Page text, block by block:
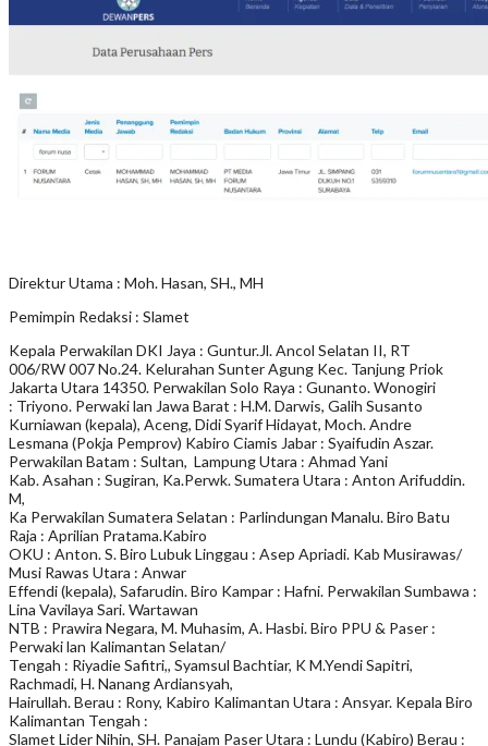
Direktur Utama : Moh. Hasan, SH., MH
Pemimpin Redaksi : Slamet
Kepala Perwakilan DKI Jaya : Guntur.Jl. Ancol Selatan II, RT
006/RW 007 No.24. Kelurahan Sunter Agung Kec. Tanjung Priok
Jakarta Utara 14350. Perwakilan Solo Raya : Gunanto. Wonogiri
: Triyono. Perwaki lan Jawa Barat : H.M. Darwis, Galih Susanto
Kurniawan (kepala), Aceng, Didi Syarif Hidayat, Moch. Andre
Lesmana (Pokja Pemprov) Kabiro Ciamis Jabar : Syaifudin Aszar.
Perwakilan Batam : Sultan, Lampung Utara : Ahmad Yani
Kab. Asahan : Sugiran, Ka.Perwk. Sumatera Utara : Anton Arifuddin.
M,
Ka Perwakilan Sumatera Selatan : Parlindungan Manalu. Biro Batu
Raja : Aprilian Pratama.Kabiro
OKU : Anton. S. Biro Lubuk Linggau : Asep Apriadi. Kab Musirawas/
Musi Rawas Utara : Anwar
Effendi (kepala), Safarudin. Biro Kampar : Hafni. Perwakilan Sumbawa :
Lina Vavilaya Sari. Wartawan
NTB : Prawira Negara, M. Muhasim, A. Hasbi. Biro PPU & Paser :
Perwaki lan Kalimantan Selatan/
Tengah : Riyadie Safitri,, Syamsul Bachtiar, K M.Yendi Sapitri,
Rachmadi, H. Nanang Ardiansyah,
Hairullah. Berau : Rony, Kabiro Kalimantan Utara : Ansyar. Kepala Biro
Kalimantan Tengah :
Slamet Lider Nihin, SH. Panajam Paser Utara : Lundu (Kabiro) Berau :